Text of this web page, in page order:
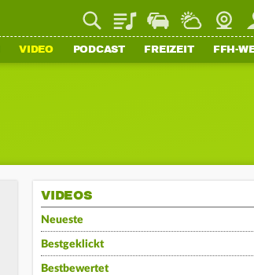
PlaylistStaupilotWetter
VIDEO PODCAST FREIZEIT FFH-
VIDEOS
Neueste
Bestgeklickt
Bestbewertet